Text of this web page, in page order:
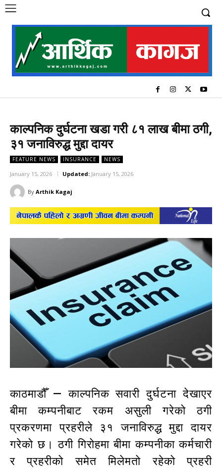
काल्पनिक दुर्घटना खडा गरी ८१ लाख बीमा ठगी,
३१ जनाविरुद्ध मुद्दा दायर
FEATURE NEWS INSURANCE NEWS
January 15, 2026 Updated: January 15, 2026
By Arthik Kagaj
काठमाडौँ — काल्पनिक सवारी दुर्घटना देखाएर
बीमा कम्पनीबाट रकम असुली गरेको ठगी
प्रकरणमा प्रहरीले ३१ जनाविरुद्ध मुद्दा दायर
गरेको छ। ठगी गिरोहमा बीमा कम्पनीका कर्मचारी
र प्रहरीको समेत मिलेमतो रहेको प्रहरी